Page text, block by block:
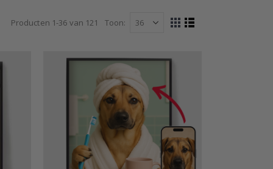
Producten 1-36 van 121 Toon
Tonen
Foto-Lijst